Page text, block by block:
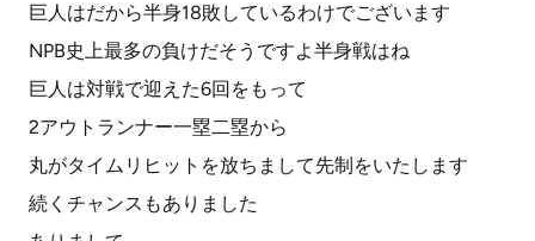
巨人はだから半身18敗しているわけでございます
NPB史上最多の負けだそうですよ半身戦はね
巨人は対戦で迎えた6回をもって
2アウトランナー一塁二塁から
丸がタイムリヒットを放ちまして先制をいたします
続くチャンスもありました